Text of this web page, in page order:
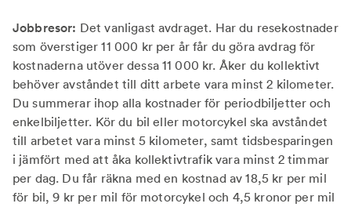
Jobbresor: Det vanligast avdraget. Har du resekostnader
som överstiger 11 000 kr per år får du göra avdrag för
kostnaderna utöver dessa 11 000 kr. Åker du kollektivt
behöver avståndet till ditt arbete vara minst 2 kilometer.
Du summerar ihop alla kostnader för periodbiljetter och
enkelbiljetter. Kör du bil eller motorcykel ska avståndet
till arbetet vara minst 5 kilometer, samt tidsbesparingen
i jämfört med att åka kollektivtrafik vara minst 2 timmar
per dag. Du får räkna med en kostnad av 18,5 kr per mil
för bil, 9 kr per mil för motorcykel och 4,5 kronor per mil